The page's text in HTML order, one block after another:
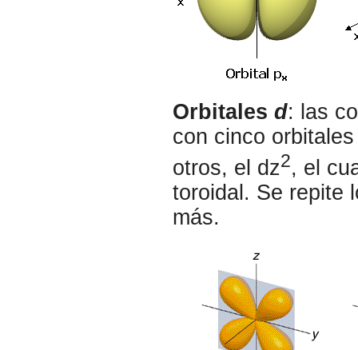
Orbitales d: las
con cinco
otros, el dz2, el
toroidal. Se repite
más.